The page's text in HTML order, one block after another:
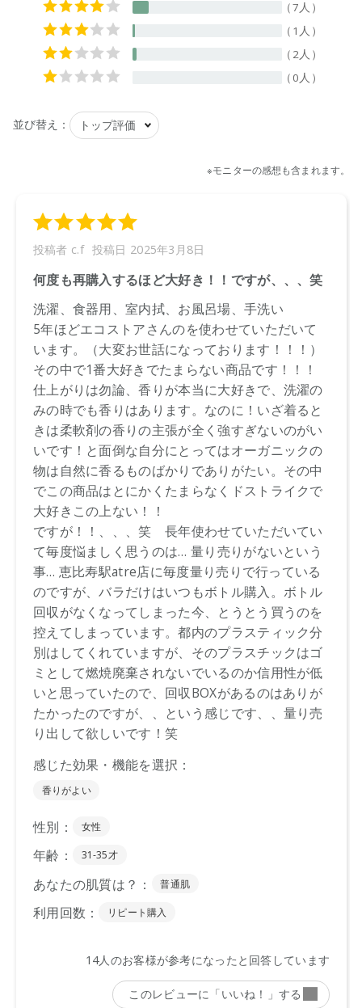
【成分】
水、ビス(アシルオキシエチル)ヒドロキシエチルメチルアンモ
ニウムメトサルフェートエステルクォート、イソプロパノー
ル、ベンジルアルコール、デヒドロ酢酸、塩化Ca、天然由来
香料、パチョリ葉油、シャムアンソクコウノキ樹脂エキス、
【プラマーク】
店舗でお問い合わせの際には、下記品番をお伝え下さい。
9420015000474
※通常はご注文より１～３営業日での発送となります。
商品によっては、お届けまで１～２週間かかる場合がござい
ますので予めご了承ください。
●パッケージはリニューアル等の理由により、写真と異なる場
合がございます。
●パッケージのリニューアル等の理由により、成分・処方が記
載と異なる場合がございます。
●予告なくパッケージ仕様が変更になる場合がございます。